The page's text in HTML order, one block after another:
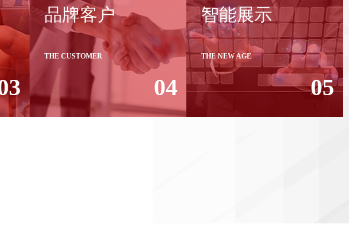
客户
品牌客户
THE CUSTOMER
04
ANNUAL SERVICE 3000
BRAND CUSTOMERS
智能展示
THE NEW AGE
05
NEW ERA OF INTELLIGENT